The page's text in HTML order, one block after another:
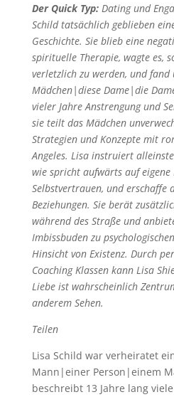
Der Quick Typ: Dating und
Schild tatsächlich geblieben
Geschichte. Sie blieb eine
spirituelle Therapie, wagte es,
verletzlich zu werden, und fand
Mädchen|diese Dame|die
vieler Jahre Anstrengung und
sie teilt das Mädchen
Strategien und Konzepte mit
Angeles. Lisa instruiert
wie spricht aufwärts auf eigene
Selbstvertrauen, und erschaffe
Beziehungen. Sie berät
während des Straße und
Imbissbuden zu
Hinsicht von Existenz. Durch
Coaching Klassen kann Lisa
Liebe ist wahrscheinlich
anderem Sehen.
Teilen
Lisa Schild war verheiratet
Mann|einer Person|einem
beschreibt 13 Jahre lang